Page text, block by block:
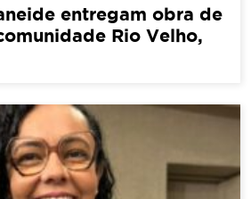
entregam obra de
Rio Velho,